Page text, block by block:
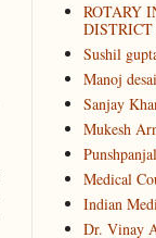
ROTARY
DISTRICT
Sushil
Manoj desai
Sanjay
Mukesh
Medical
Indian
Dr. Vinay